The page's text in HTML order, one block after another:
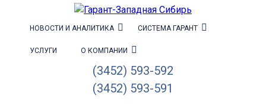
НОВОСТИ И АНАЛИТИКА СИСТЕМА ГАРАНТ
УСЛУГИ О КОМПАНИИ
(3452) 593-592
(3452) 593-591